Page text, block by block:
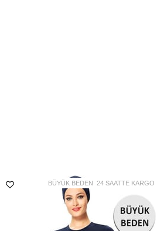
24 SAATTE KARGO
BÜYÜK BEDEN